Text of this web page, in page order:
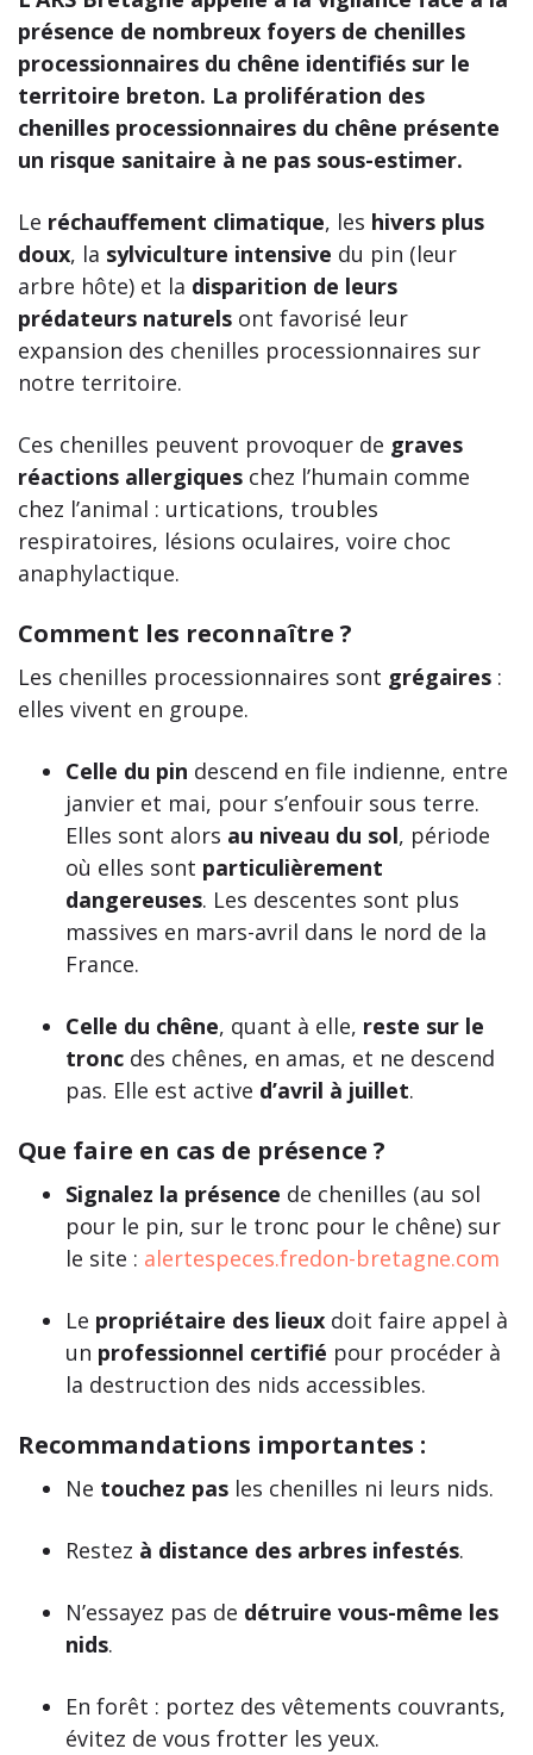
présence de nombreux foyers de chenilles
processionnaires du chêne identifiés sur le
territoire breton. La prolifération des
chenilles processionnaires du chêne présente
un risque sanitaire à ne pas sous-estimer.
Le réchauffement climatique, les hivers plus
doux, la sylviculture intensive du pin (leur
arbre hôte) et la disparition de leurs
prédateurs naturels ont favorisé leur
expansion des chenilles processionnaires sur
notre territoire.
Ces chenilles peuvent provoquer de graves
réactions allergiques chez l’humain comme
chez l’animal : urtications, troubles
respiratoires, lésions oculaires, voire choc
anaphylactique.
Comment les reconnaître ?
Les chenilles processionnaires sont grégaires :
elles vivent en groupe.
Celle du pin descend en file indienne, entre
janvier et mai, pour s’enfouir sous terre.
Elles sont alors au niveau du sol, période
où elles sont particulièrement
dangereuses. Les descentes sont plus
massives en mars-avril dans le nord de la
France.
Celle du chêne, quant à elle, reste sur le
tronc des chênes, en amas, et ne descend
pas. Elle est active d’avril à juillet.
Que faire en cas de présence ?
Signalez la présence de chenilles (au sol
pour le pin, sur le tronc pour le chêne) sur
le site : alertespeces.fredon-bretagne.com
Le propriétaire des lieux doit faire appel à
un professionnel certifié pour procéder à
la destruction des nids accessibles.
Recommandations importantes :
Ne touchez pas les chenilles ni leurs nids.
Restez à distance des arbres infestés.
N’essayez pas de détruire vous-même les
nids.
En forêt : portez des vêtements couvrants,
évitez de vous frotter les yeux.